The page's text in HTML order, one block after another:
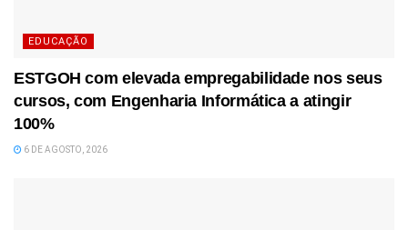
EDUCAÇÃO
ESTGOH com elevada empregabilidade nos seus
cursos, com Engenharia Informática a atingir
100%
6 DE AGOSTO, 2026